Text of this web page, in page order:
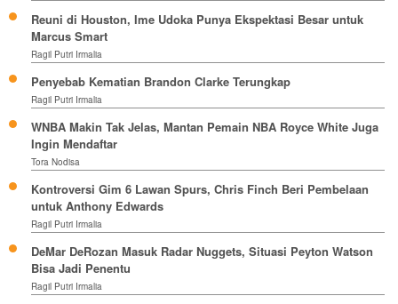
Reuni di Houston, Ime Udoka Punya Ekspektasi Besar untuk
Marcus Smart
Ragil Putri Irmalia
Penyebab Kematian Brandon Clarke Terungkap
Ragil Putri Irmalia
WNBA Makin Tak Jelas, Mantan Pemain NBA Royce White Juga
Ingin Mendaftar
Tora Nodisa
Kontroversi Gim 6 Lawan Spurs, Chris Finch Beri Pembelaan
untuk Anthony Edwards
Ragil Putri Irmalia
DeMar DeRozan Masuk Radar Nuggets, Situasi Peyton Watson
Bisa Jadi Penentu
Ragil Putri Irmalia